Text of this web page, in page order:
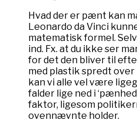
Hvad der er pænt kan
Leonardo da Vinci
matematisk formel.
ind. Fx. at du ikke ser
for det den bliver til
med plastik spredt over
kan vi alle vel være
falder lige ned i
faktor, ligesom
ovennævnte holder.